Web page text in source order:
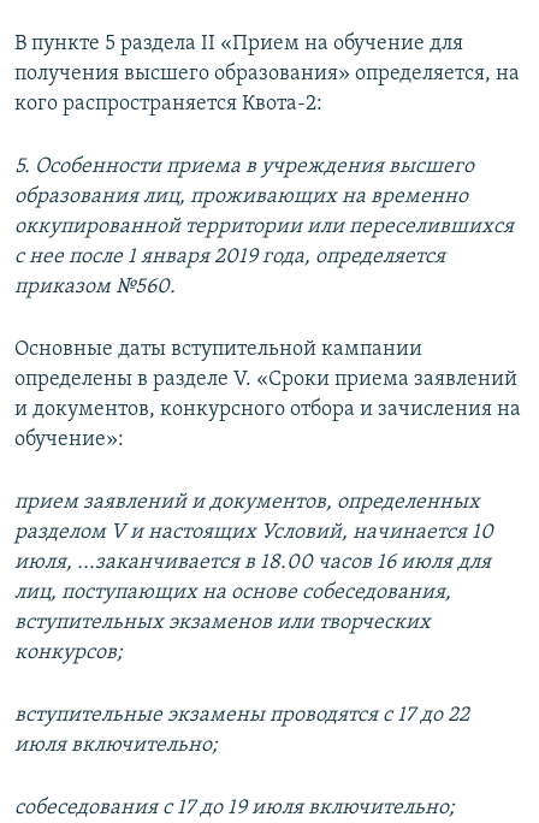
В пункте 5 раздела II «Прием на обучение для
получения высшего образования» определяется, на
кого распространяется Квота-2:
5. Особенности приема в учреждения высшего
образования лиц, проживающих на временно
оккупированной территории или переселившихся
с нее после 1 января 2019 года, определяется
приказом №560.
Основные даты вступительной кампании
определены в разделе V. «Сроки приема заявлений
и документов, конкурсного отбора и зачисления на
обучение»:
прием заявлений и документов, определенных
разделом V и настоящих Условий, начинается 10
июля, ...заканчивается в 18.00 часов 16 июля для
лиц, поступающих на основе собеседования,
вступительных экзаменов или творческих
конкурсов;
вступительные экзамены проводятся с 17 до 22
июля включительно;
собеседования с 17 до 19 июля включительно;